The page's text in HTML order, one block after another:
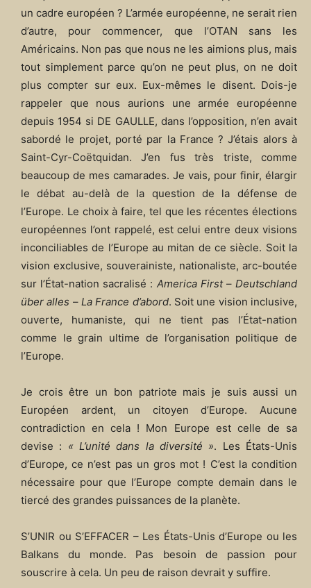
un cadre européen ? L’armée européenne, ne serait rien
d’autre, pour commencer, que l’OTAN sans les
Américains. Non pas que nous ne les aimions plus, mais
tout simplement parce qu’on ne peut plus, on ne doit
plus compter sur eux. Eux-mêmes le disent. Dois-je
rappeler que nous aurions une armée européenne
depuis 1954 si DE GAULLE, dans l’opposition, n’en avait
sabordé le projet, porté par la France ? J’étais alors à
Saint-Cyr-Coëtquidan. J’en fus très triste, comme
beaucoup de mes camarades. Je vais, pour finir, élargir
le débat au-delà de la question de la défense de
l’Europe. Le choix à faire, tel que les récentes élections
européennes l’ont rappelé, est celui entre deux visions
inconciliables de l’Europe au mitan de ce siècle. Soit la
vision exclusive, souverainiste, nationaliste, arc-boutée
sur l’État-nation sacralisé : America First–Deutschland
über alles –La France d’abord. Soit une vision inclusive,
ouverte, humaniste, qui ne tient pas l’État-nation
comme le grain ultime de l’organisation politique de
l’Europe.
Je crois être un bon patriote mais je suis aussi un
Européen ardent, un citoyen d’Europe. Aucune
contradiction en cela ! Mon Europe est celle de sa
devise : « L’unité dans la diversité ». Les États-Unis
d’Europe, ce n’est pas un gros mot ! C’est la condition
nécessaire pour que l’Europe compte demain dans le
tiercé des grandes puissances de la planète.
S’UNIR ou S’EFFACER – Les États-Unis d’Europe ou les
Balkans du monde. Pas besoin de passion pour
souscrire à cela. Un peu de raison devrait y suffire.